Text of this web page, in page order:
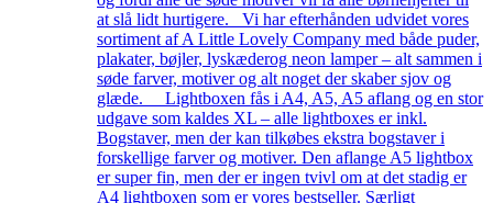
at slå lidt hurtigere. Vi har efterhånden udvidet vores
sortiment af A Little Lovely Company med både puder,
plakater, bøjler, lyskæderog neon lamper – alt sammen i
søde farver, motiver og alt noget der skaber sjov og
glæde. Lightboxen fås i A4, A5, A5 aflang og en stor
udgave som kaldes XL – alle lightboxes er inkl.
Bogstaver, men der kan tilkøbes ekstra bogstaver i
forskellige farver og motiver. Den aflange A5 lightbox
er super fin, men der er ingen tvivl om at det stadig er
A4 lightboxen som er vores bestseller. Særligt